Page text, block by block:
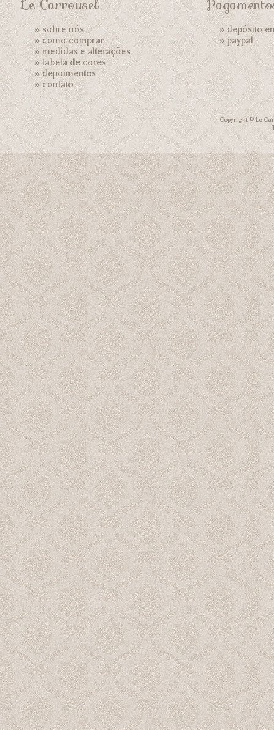
Le Carrousel
» sobre nós
»como comprar
»medidas e alterações
»tabela de cores
»depoimentos
»contato
» depósito
»paypal
Copyright © Le